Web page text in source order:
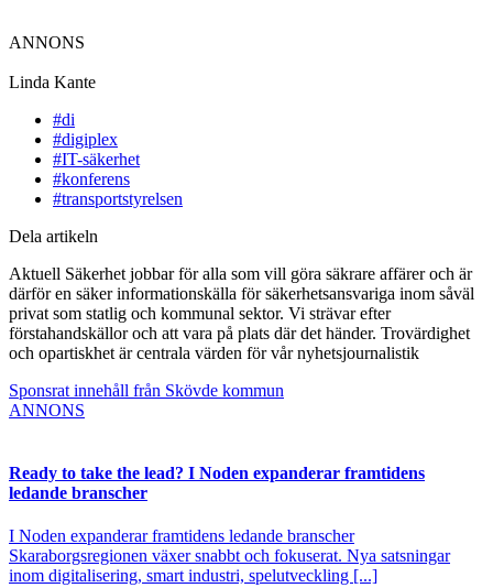
ANNONS
Linda Kante
#di
#digiplex
#IT-säkerhet
#konferens
#transportstyrelsen
Dela artikeln
Aktuell Säkerhet jobbar för alla som vill göra säkrare affärer och är
därför en säker informationskälla för säkerhetsansvariga inom såväl
privat som statlig och kommunal sektor. Vi strävar efter
förstahandskällor och att vara på plats där det händer. Trovärdighet
och opartiskhet är centrala värden för vår nyhetsjournalistik
Sponsrat innehåll från Skövde kommun
ANNONS
Ready to take the lead? I Noden expanderar framtidens
ledande branscher
I Noden expanderar framtidens ledande branscher
Skaraborgsregionen växer snabbt och fokuserat. Nya satsningar
inom digitalisering, smart industri, spelutveckling [...]